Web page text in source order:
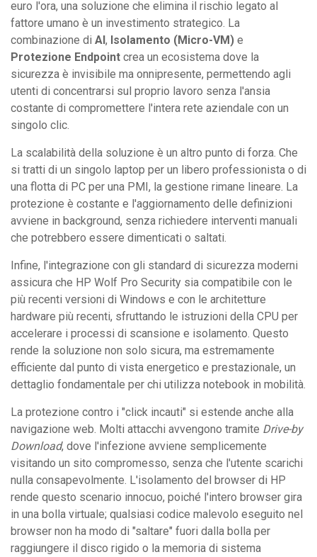
euro l'ora, una soluzione che elimina il rischio legato al
fattore umano è un investimento strategico. La
combinazione di AI, Isolamento (Micro-VM) e
Protezione Endpoint crea un ecosistema dove la
sicurezza è invisibile ma onnipresente, permettendo agli
utenti di concentrarsi sul proprio lavoro senza l'ansia
costante di compromettere l'intera rete aziendale con un
singolo clic.
La scalabilità della soluzione è un altro punto di forza. Che
si tratti di un singolo laptop per un libero professionista o di
una flotta di PC per una PMI, la gestione rimane lineare. La
protezione è costante e l'aggiornamento delle definizioni
avviene in background, senza richiedere interventi manuali
che potrebbero essere dimenticati o saltati.
Infine, l'integrazione con gli standard di sicurezza moderni
assicura che HP Wolf Pro Security sia compatibile con le
più recenti versioni di Windows e con le architetture
hardware più recenti, sfruttando le istruzioni della CPU per
accelerare i processi di scansione e isolamento. Questo
rende la soluzione non solo sicura, ma estremamente
efficiente dal punto di vista energetico e prestazionale, un
dettaglio fondamentale per chi utilizza notebook in mobilità.
La protezione contro i "click incauti" si estende anche alla
navigazione web. Molti attacchi avvengono tramite Drive-by
Download, dove l'infezione avviene semplicemente
visitando un sito compromesso, senza che l'utente scarichi
nulla consapevolmente. L'isolamento del browser di HP
rende questo scenario innocuo, poiché l'intero browser gira
in una bolla virtuale; qualsiasi codice malevolo eseguito nel
browser non ha modo di "saltare" fuori dalla bolla per
raggiungere il disco rigido o la memoria di sistema